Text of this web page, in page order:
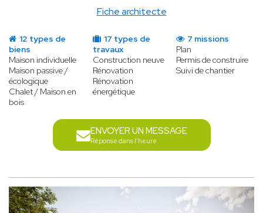
Fiche architecte
12 types de
biens
Maison individuelle
Maison passive /
écologique
Chalet / Maison en
bois
17 types de
travaux
Construction neuve
Rénovation
Rénovation
énergétique
7 missions
Plan
Permis de construire
Suivi de chantier
ENVOYER UN MESSAGE
Réponse dans l'heure